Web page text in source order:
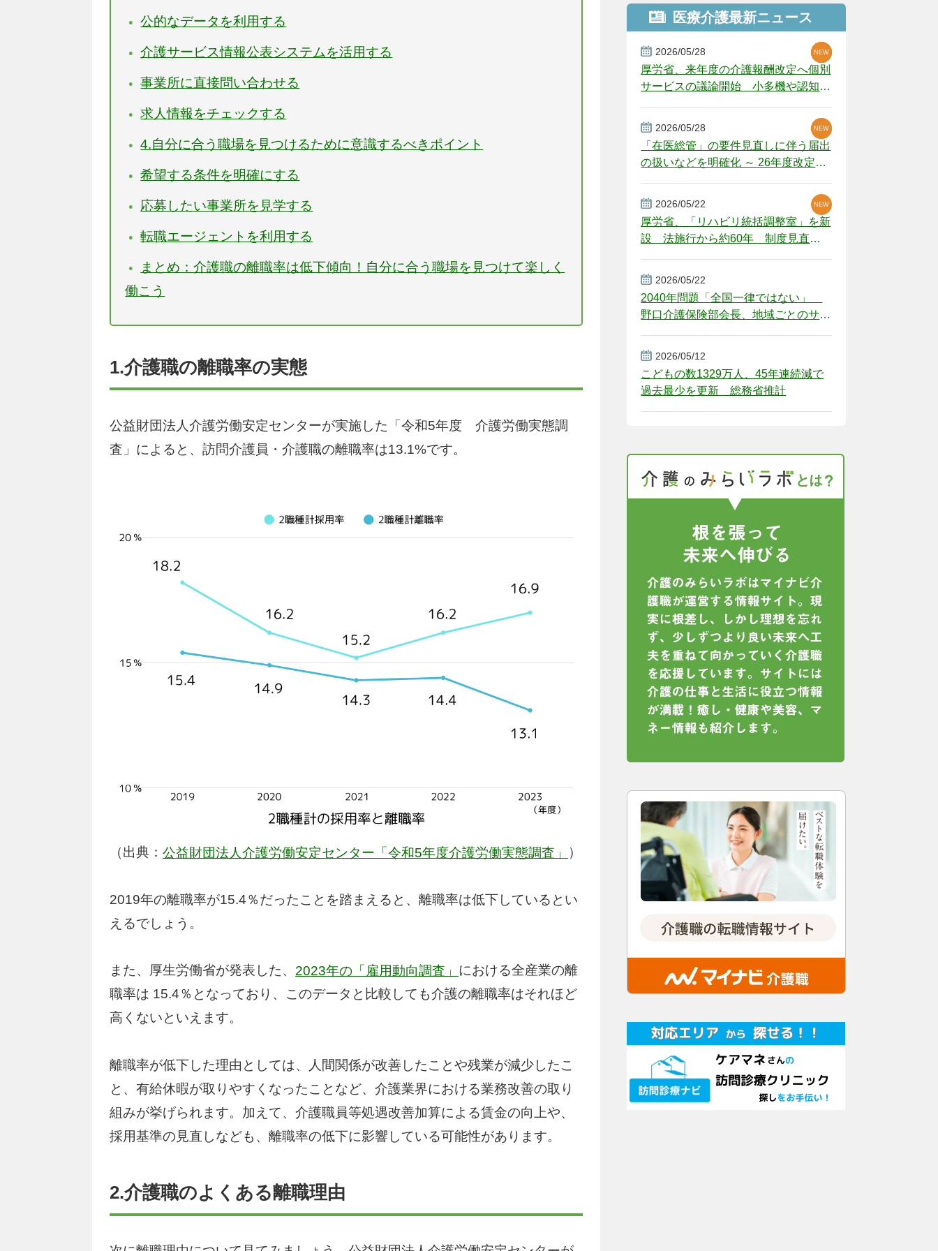
公的なデータを利用する
介護サービス情報公表システムを活用する
事業所に直接問い合わせる
求人情報をチェックする
4.自分に合う職場を見つけるために意識するべきポイント
希望する条件を明確にする
応募したい事業所を見学する
転職エージェントを利用する
まとめ：介護職の離職率は低下傾向！自分に合う職場を見つけて楽しく
働こう
1.介護職の離職率の実態
公益財団法人介護労働安定センターが実施した「令和5年度 介護労働実態調
査」によると、訪問介護員・介護職の離職率は13.1%です。
（出典： 公益財団法人介護労働安定センター「令和5年度介護労働実態調査」 ）
2019年の離職率が15.4％だったことを踏まえると、離職率は低下しているとい
えるでしょう。
また、厚生労働省が発表した、 2023年の「雇用動向調査」 における全産業の離
職率は 15.4％となっており、このデータと比較しても介護の離職率はそれほど
高くないといえます。
離職率が低下した理由としては、人間関係が改善したことや残業が減少したこ
と、有給休暇が取りやすくなったことなど、介護業界における業務改善の取り
組みが挙げられます。加えて、介護職員等処遇改善加算による賃金の向上や、
採用基準の見直しなども、離職率の低下に影響している可能性があります。
2.介護職のよくある離職理由
医療介護最新ニュース
2026/05/28
厚労省、来年度の介護報酬改定へ個別
サービスの議論開始 小多機や認知症
NEW
NEW
NEW
2026/05/28
「在医総管」の要件見直しに伴う届出
の扱いなどを明確化 ～ 26年度改定疑
NEW
NEW
2026/05/22
厚労省、「リハビリ統括調整室」を新
設 法施行から約60年 制度見直し
NEW
2026/05/22
2040年問題「全国一律ではない」
野口介護保険部会長、地域ごとのサー
2026/05/12
こどもの数1329万人、45年連続減で
過去最少を更新 総務省推計